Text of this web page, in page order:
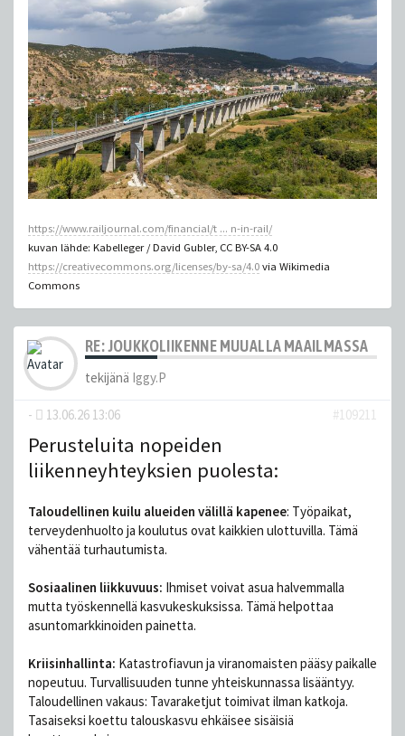
https://www.railjournal.com/financial/t ... n-in-rail/
kuvan lähde: Kabelleger / David Gubler, CC BY-SA 4.0
https://creativecommons.org/licenses/by-sa/4.0via Wikimedia
Commons
RE: JOUKKOLIIKENNE MUUALLA MAAILMASSA
tekijänä Iggy.P
- 13.06.26 13:06 #109211
Perusteluita nopeiden
liikenneyhteyksien puolesta:
Taloudellinen kuilu alueiden välillä kapenee: Työpaikat,
terveydenhuolto ja koulutus ovat kaikkien ulottuvilla. Tämä
vähentää turhautumista.
Sosiaalinen liikkuvuus: Ihmiset voivat asua halvemmalla
mutta työskennellä kasvukeskuksissa. Tämä helpottaa
asuntomarkkinoiden painetta.
Kriisinhallinta: Katastrofiavun ja viranomaisten pääsy paikalle
nopeutuu. Turvallisuuden tunne yhteiskunnassa lisääntyy.
Taloudellinen vakaus: Tavaraketjut toimivat ilman katkoja.
Tasaiseksi koettu talouskasvu ehkäisee sisäisiä